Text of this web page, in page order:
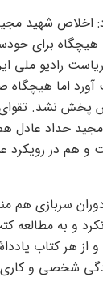
اخلاص شهید
هیچگاه برای
رادیو ملی
اما هیچگاه
نشد. تقوای
حداد عادل هم
و هم در رویکرد
سربازی هم
و به مطالعه
از هر کتاب
شخصی و کاری